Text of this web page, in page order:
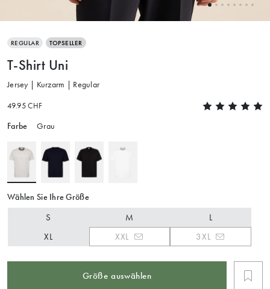
REGULAR TOPSELLER
T-Shirt Uni
Jersey | Kurzarm | Regular
49.95 CHF
Farbe Grau
Wählen Sie Ihre Größe
S M
L
XL
XXL 3XL
Größe auswählen